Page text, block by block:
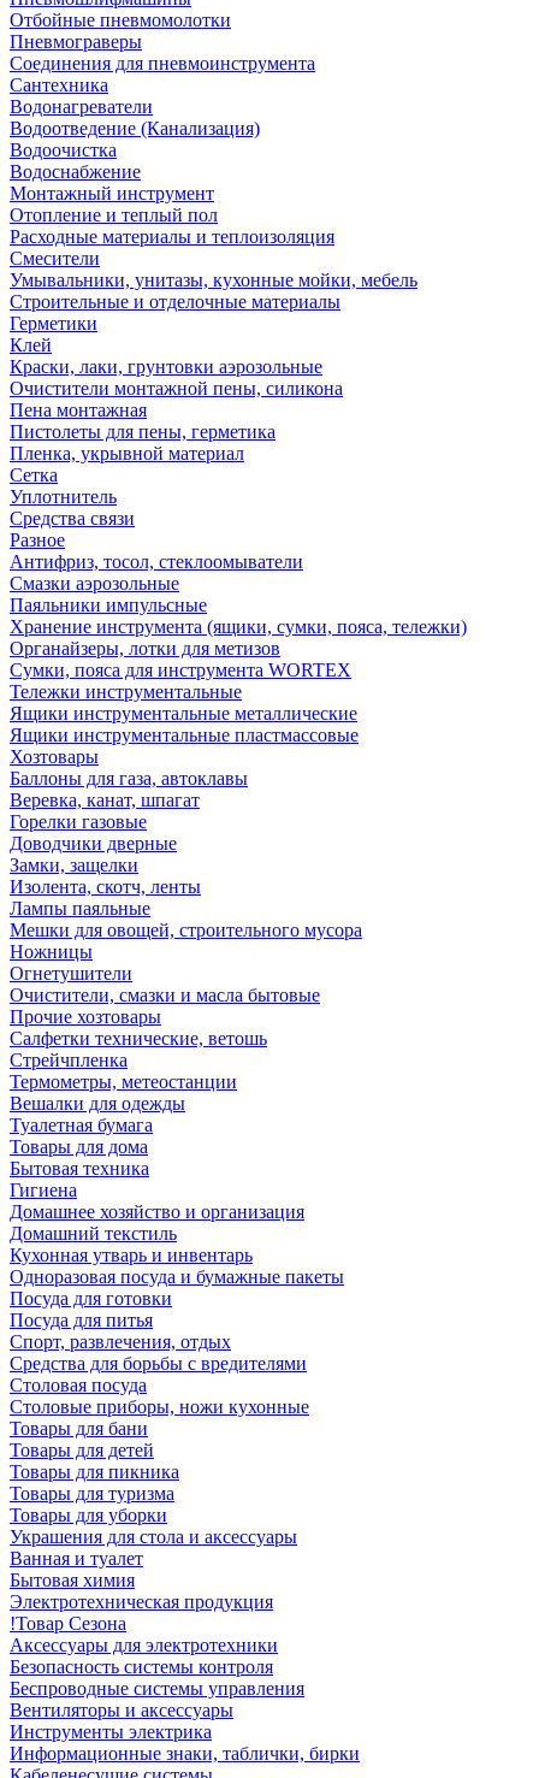
Отбойные пневмомолотки
Пневмограверы
Соединения для пневмоинструмента
Сантехника
Водонагреватели
Водоотведение (Канализация)
Водоочистка
Водоснабжение
Монтажный инструмент
Отопление и теплый пол
Расходные материалы и теплоизоляция
Смесители
Умывальники, унитазы, кухонные мойки, мебель
Строительные и отделочные материалы
Герметики
Клей
Краски, лаки, грунтовки аэрозольные
Очистители монтажной пены, силикона
Пена монтажная
Пистолеты для пены, герметика
Пленка, укрывной материал
Сетка
Уплотнитель
Средства связи
Разное
Антифриз, тосол, стеклоомыватели
Смазки аэрозольные
Паяльники импульсные
Хранение инструмента (ящики, сумки, пояса, тележки)
Органайзеры, лотки для метизов
Сумки, пояса для инструмента WORTEX
Тележки инструментальные
Ящики инструментальные металлические
Ящики инструментальные пластмассовые
Хозтовары
Баллоны для газа, автоклавы
Веревка, канат, шпагат
Горелки газовые
Доводчики дверные
Замки, защелки
Изолента, скотч, ленты
Лампы паяльные
Мешки для овощей, строительного мусора
Ножницы
Огнетушители
Очистители, смазки и масла бытовые
Прочие хозтовары
Салфетки технические, ветошь
Стрейчпленка
Термометры, метеостанции
Вешалки для одежды
Туалетная бумага
Товары для дома
Бытовая техника
Гигиена
Домашнее хозяйство и организация
Домашний текстиль
Кухонная утварь и инвентарь
Одноразовая посуда и бумажные пакеты
Посуда для готовки
Посуда для питья
Спорт, развлечения, отдых
Средства для борьбы с вредителями
Столовая посуда
Столовые приборы, ножи кухонные
Товары для бани
Товары для детей
Товары для пикника
Товары для туризма
Товары для уборки
Украшения для стола и аксессуары
Ванная и туалет
Бытовая химия
Электротехническая продукция
!Товар Сезона
Аксессуары для электротехники
Безопасность системы контроля
Беспроводные системы управления
Вентиляторы и аксессуары
Инструменты электрика
Информационные знаки, таблички, бирки